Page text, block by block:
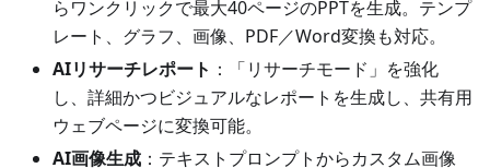
らワンクリックで最大40ページのPPTを生成。テンプ
レート、グラフ、画像、PDF／Word変換も対応。
AIリサーチレポート ：「リサーチモード」を強化
し、詳細かつビジュアルなレポートを生成し、共有用
ウェブページに変換可能。
AI画像生成 ：テキストプロンプトからカスタム画像